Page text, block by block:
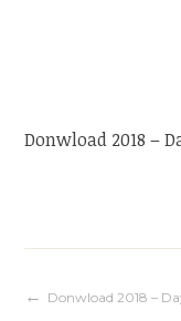
Donwload 2018 –
Donwload 2018 –